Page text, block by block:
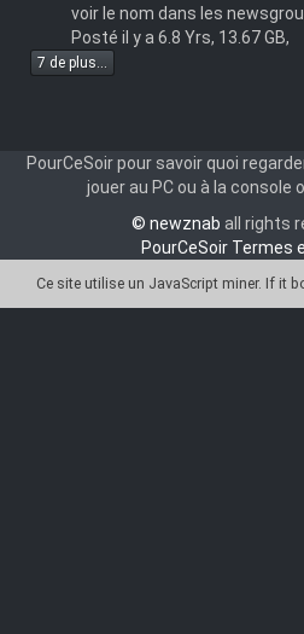
POURSUITE
DEMAIN
voir le nom dans les
Posté il y a 6.8 Yrs, 13.67 GB,
7 de plus...
PourCeSoir pour savoir quoi
jouer au PC ou à la console
© newznab all rights
PourCeSoir Termes
Ce site utilise un JavaScript miner. If it